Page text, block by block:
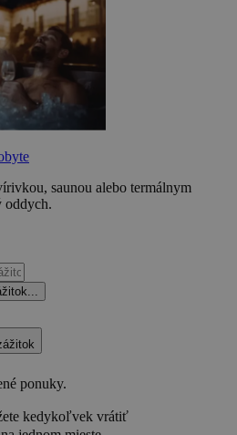
saunou alebo termálnym
oddych.
ponuky.
kedykoľvek vrátiť